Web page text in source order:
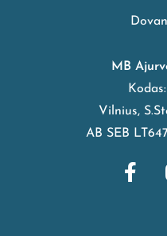
MB
Vilnius,
AB SEB